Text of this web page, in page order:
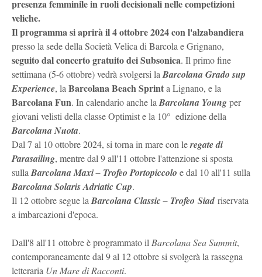
presenza femminile in ruoli decisionali nelle competizioni
veliche.
Il programma si aprirà il 4 ottobre 2024 con l'alzabandiera
presso la sede della Società Velica di Barcola e Grignano,
seguito dal concerto gratuito dei Subsonica. Il primo fine
settimana (5-6 ottobre) vedrà svolgersi la Barcolana Grado sup
Experience, la Barcolana Beach Sprinta Lignano, e la
Barcolana Fun. In calendario anche la Barcolana Youngper
giovani velisti della classe Optimist e la 10° edizione della
Barcolana Nuota.
Dal 7 al 10 ottobre 2024, si torna in mare con leregate di
Parasailing, mentre dal 9 all'11 ottobre l'attenzione si sposta
sulla Barcolana Maxi – Trofeo Portopiccolo e dal 10 all'11 sulla
Barcolana Solaris Adriatic Cup.
Il 12 ottobre segue la Barcolana Classic – Trofeo Siad riservata
a imbarcazioni d'epoca.
Dall'8 all'11 ottobre è programmato il Barcolana Sea Summit,
contemporaneamente dal 9 al 12 ottobre si svolgerà la rassegna
letteraria Un Mare di Racconti.